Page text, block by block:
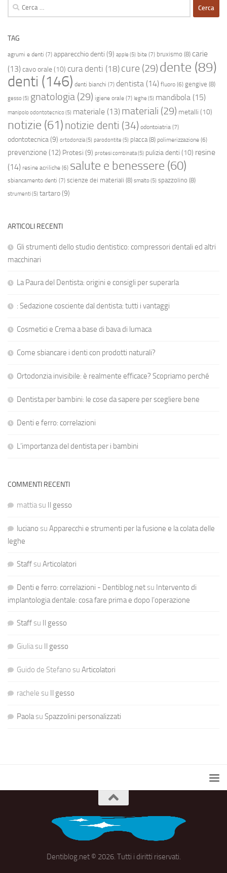
Ricerca
per:
TAG
agrumi e denti (7) apparecchio denti (9) apple (5) bite (7) bruxismo (8) carie
(13) cavo orale(10) cura denti (18) cure (29) dente (89)
denti (146) denti bianchi (7) dentista (14) fluoro (6) gengive (8)
gesso(5) gnatologia (29) igiene orale (7) leghe (5) mandibola (15)
manipolo odontotecnico(5) materiale (13) materiali (29) metalli (10)
notizie (61) notizie denti (34) odontoiatria (7)
odontotecnica (9) ortodonzia(5) parodontite (5) placca(8) polimerizzazione (6)
prevenzione (12) Protesi (9) protesi combinata(5) pulizia denti (10) resine
(14) resine acriliche (6) salute e benessere (60)
sbiancamento denti (7) scienze dei materiali (8) smalto(5) spazzolino (8)
strumenti(5) tartaro(9)
ARTICOLI RECENTI
Gli strumenti dello studio dentistico: compressori dentali ed altri
macchinari
La Paura del Dentista: origini e consigli per superarla
: Sedazione cosciente dal dentista: tutti i vantaggi
Cosmetici e Crema a base di bava di lumaca
Come sbiancare i denti con prodotti naturali?
Ortodonzia invisibile: è realmente efficace? Scopriamo perché
Dentista per bambini: le cose da sapere per scegliere bene
Denti e ferro: correlazioni
L’importanza del dentista per i bambini
COMMENTI RECENTI
mattiasu Il gesso
luciano su Apparecchi e strumenti per la fusione e la colata delle
leghe
Staffsu Articolatori
Denti e ferro: correlazioni - Dentiblog.netsu Intervento di
implantologia dentale: cosa fare prima e dopo l’operazione
Staffsu Il gesso
Giuliasu Il gesso
Guido de Stefano su Articolatori
rachele su Il gesso
Paolasu Spazzolini personalizzati
Dentiblog.net © 2026. Tutti i diritti riservati.